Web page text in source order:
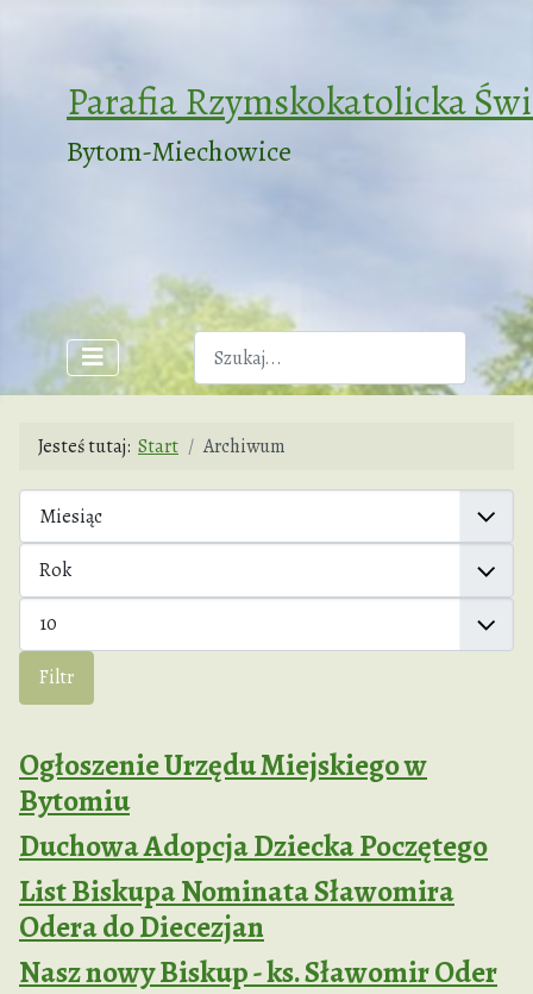
Parafia Rzymskokatolicka
Bytom-Miechowice
Szukaj
Jesteś tutaj: Start Archiwum
Filtry
Miesiąc
Pokaż #
Filtr
Ogłoszenie Urzędu Miejskiego w
Bytomiu
Duchowa Adopcja Dziecka Poczętego
List Biskupa Nominata Sławomira
Odera do Diecezjan
Nasz nowy Biskup - ks. Sławomir Oder